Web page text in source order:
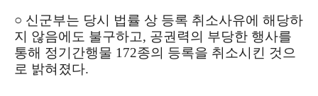
○ 신군부는 당시 법률 상 등록 취소사유에 해당하
지 않음에도 불구하고, 공권력의 부당한 행사를
통해 정기간행물 172종의 등록을 취소시킨 것으
로 밝혀졌다.